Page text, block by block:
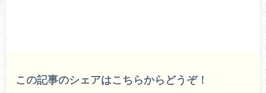
この記事のシェアはこちらからどうぞ！